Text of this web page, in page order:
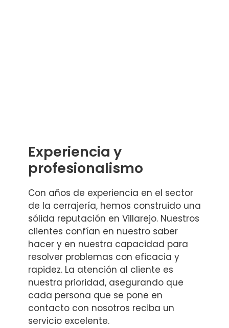
Experiencia y
profesionalismo
Con años de experiencia en el sector
de la cerrajería, hemos construido una
sólida reputación en Villarejo. Nuestros
clientes confían en nuestro saber
hacer y en nuestra capacidad para
resolver problemas con eficacia y
rapidez. La atención al cliente es
nuestra prioridad, asegurando que
cada persona que se pone en
contacto con nosotros reciba un
servicio excelente.